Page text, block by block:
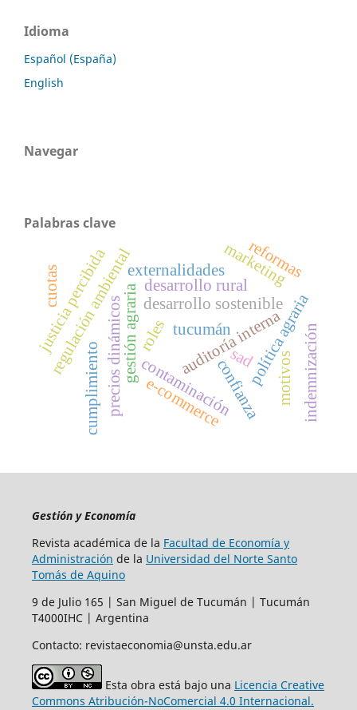
Idioma
Español (España)
English
Navegar
Palabras clave
auditoría interna
gestión agraria desarrollo sostenible
tucumán
regulación ambiental
contaminación
desarrollo rural
política agraria
precios dinámicos
externalidades
justicia percibida
confianza
e-commerce
marketing
motivos
cumplimiento
reformas
roles
sad
cuotas
indemnización
Gestión y Economía
Revista académica de la Facultad de Economía y
Administración de la Universidad del Norte Santo
Tomás de Aquino
9 de Julio 165 | San Miguel de Tucumán | Tucumán
T4000IHC | Argentina
Contacto: revistaeconomia@unsta.edu.ar
Esta obra está bajo una Licencia Creative
Commons Atribución-NoComercial 4.0 Internacional.